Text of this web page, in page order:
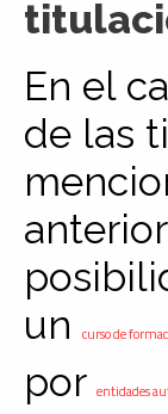
En el
de las
un
curso de
por entidades